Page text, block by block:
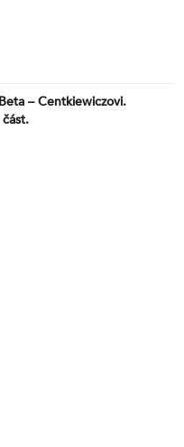
– Centkiewiczovi.